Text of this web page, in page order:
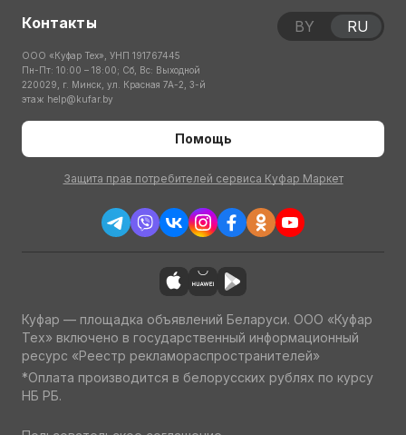
Контакты
ООО «Куфар Тех», УНП 191767445
Пн-Пт: 10:00 – 18:00; Сб, Вс: Выходной
220029, г. Минск, ул. Красная 7А-2, 3-й
этаж help@kufar.by
Помощь
Защита прав потребителей сервиса Куфар Маркет
BY RU
Куфар — площадка объявлений Беларуси. ООО «Куфар
Тех» включено в государственный информационный
ресурс «Реестр рекламораспространителей»
*Оплата производится в белорусских рублях по курсу
НБ РБ.